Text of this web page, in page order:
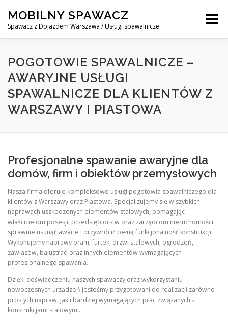
content
MOBILNY SPAWACZ
Spawacz z Dojazdem Warszawa / Usługi spawalnicze
Menu
MOBILNY SPAWACZ WARSZAWA BLOG
KONTAKT
POGOTOWIE SPAWALNICZE –
AWARYJNE USŁUGI
SPAWALNICZE DLA KLIENTÓW Z
WARSZAWY I PIASTOWA
Profesjonalne spawanie awaryjne dla
domów, firm i obiektów przemysłowych
Nasza firma oferuje kompleksowe usługi pogotowia spawalniczego dla
klientów z Warszawy oraz Piastowa. Specjalizujemy się w szybkich
naprawach uszkodzonych elementów stalowych, pomagając
właścicielom posesji, przedsiębiorstw oraz zarządcom nieruchomości
sprawnie usunąć awarie i przywrócić pełną funkcjonalność konstrukcji.
Wykonujemy naprawy bram, furtek, drzwi stalowych, ogrodzeń,
zawiasów, balustrad oraz innych elementów wymagających
profesjonalnego spawania.
Dzięki doświadczeniu naszych spawaczy oraz wykorzystaniu
nowoczesnych urządzeń jesteśmy przygotowani do realizacji zarówno
prostych napraw, jak i bardziej wymagających prac związanych z
konstrukcjami stalowymi.